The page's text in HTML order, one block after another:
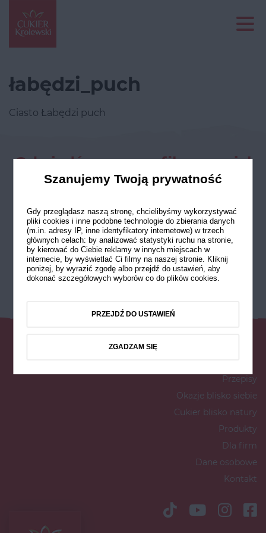
łabędzi_puch
Ciasto Łabędzi puch
Odwiedź nasze profile w social
mediach
Przepisy
Okazje blisko siebie
Cukier blisko natury
Produkty
Dla firm
Dane osobowe
Kontakt
Szanujemy Twoją prywatność
Gdy przeglądasz naszą stronę, chcielibyśmy wykorzystywać
pliki cookies i inne podobne technologie do zbierania danych
(m.in. adresy IP, inne identyfikatory internetowe) w trzech
głównych celach: by analizować statystyki ruchu na stronie,
by kierować do Ciebie reklamy w innych miejscach w
internecie, by wyświetlać Ci filmy na naszej stronie. Kliknij
poniżej, by wyrazić zgodę albo przejdź do ustawień, aby
dokonać szczegółowych wyborów co do plików cookies.
PRZEJDŹ DO USTAWIEŃ
ZGADZAM SIĘ